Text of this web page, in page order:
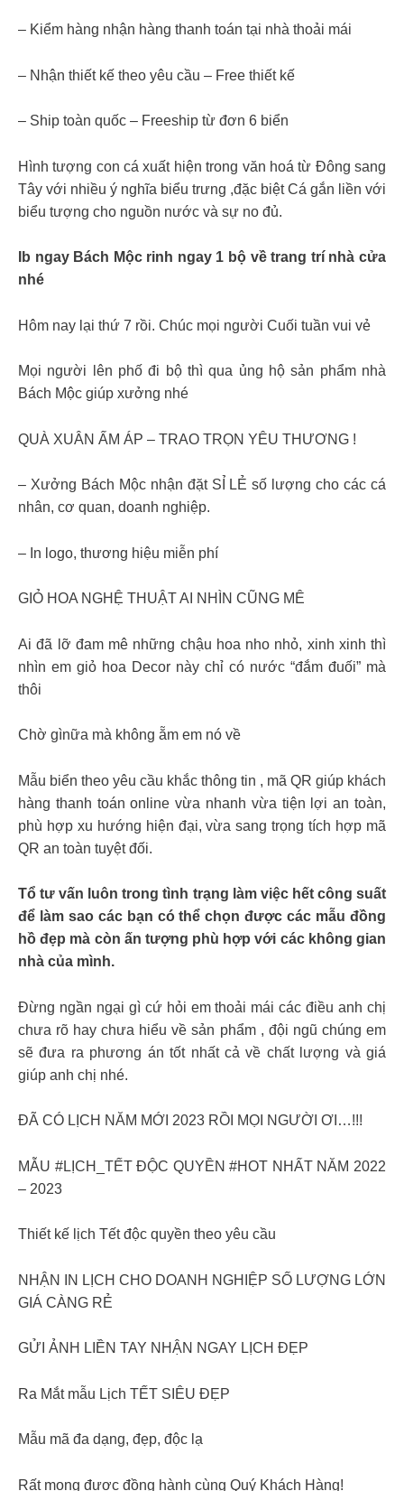
– Kiểm hàng nhận hàng thanh toán tại nhà thoải mái
– Nhận thiết kế theo yêu cầu – Free thiết kế
– Ship toàn quốc – Freeship từ đơn 6 biển
Hình tượng con cá xuất hiện trong văn hoá từ Đông sang
Tây với nhiều ý nghĩa biểu trưng ,đặc biệt Cá gắn liền với
biểu tượng cho nguồn nước và sự no đủ.
Ib ngay Bách Mộc rinh ngay 1 bộ về trang trí nhà cửa
nhé
Hôm nay lại thứ 7 rồi. Chúc mọi người Cuối tuần vui vẻ
Mọi người lên phố đi bộ thì qua ủng hộ sản phẩm nhà
Bách Mộc giúp xưởng nhé
QUÀ XUÂN ẤM ÁP – TRAO TRỌN YÊU THƯƠNG !
– Xưởng Bách Mộc nhận đặt SỈ LẺ số lượng cho các cá
nhân, cơ quan, doanh nghiệp.
– In logo, thương hiệu miễn phí
GIỎ HOA NGHỆ THUẬT AI NHÌN CŨNG MÊ
Ai đã lỡ đam mê những chậu hoa nho nhỏ, xinh xinh thì
nhìn em giỏ hoa Decor này chỉ có nước “đắm đuối” mà
thôi
Chờ gìnữa mà không ẵm em nó về
Mẫu biển theo yêu cầu khắc thông tin , mã QR giúp khách
hàng thanh toán online vừa nhanh vừa tiện lợi an toàn,
phù hợp xu hướng hiện đại, vừa sang trọng tích hợp mã
QR an toàn tuyệt đối.
Tổ tư vấn luôn trong tình trạng làm việc hết công suất
để làm sao các bạn có thể chọn được các mẫu đồng
hồ đẹp mà còn ấn tượng phù hợp với các không gian
nhà của mình.
Đừng ngần ngại gì cứ hỏi em thoải mái các điều anh chị
chưa rõ hay chưa hiểu về sản phẩm , đội ngũ chúng em
sẽ đưa ra phương án tốt nhất cả về chất lượng và giá
giúp anh chị nhé.
ĐÃ CÓ LỊCH NĂM MỚI 2023 RỒI MỌI NGƯỜI ƠI…!!!
MẪU #LỊCH_TẾT ĐỘC QUYỀN #HOT NHẤT NĂM 2022
– 2023
Thiết kế lịch Tết độc quyền theo yêu cầu
NHẬN IN LỊCH CHO DOANH NGHIỆP SỐ LƯỢNG LỚN
GIÁ CÀNG RẺ
GỬI ẢNH LIỀN TAY NHẬN NGAY LỊCH ĐẸP
Ra Mắt mẫu Lịch TẾT SIÊU ĐẸP
Mẫu mã đa dạng, đẹp, độc lạ
Rất mong được đồng hành cùng Quý Khách Hàng!